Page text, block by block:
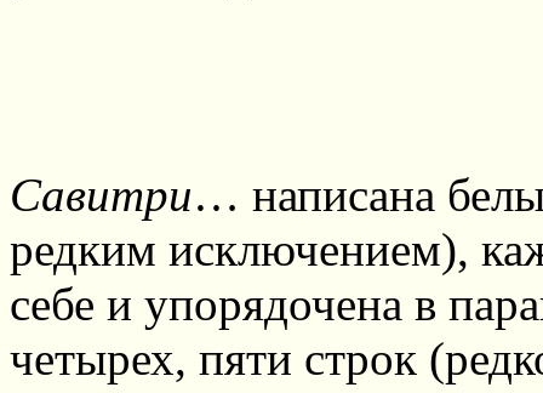
Савитри… написана
редким исключением),
себе и упорядочена в
четырех, пяти строк